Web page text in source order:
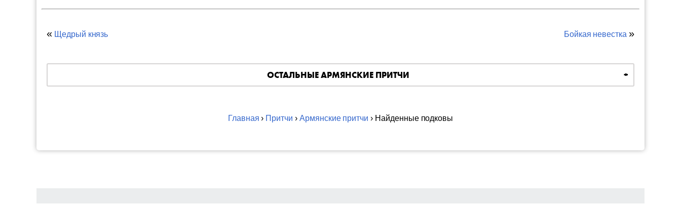
« Щедрый князь Бойкая невестка »
ОСТАЛЬНЫЕ АРМЯНСКИЕ ПРИТЧИ
Главная › Притчи › Армянские притчи › Найденные подковы